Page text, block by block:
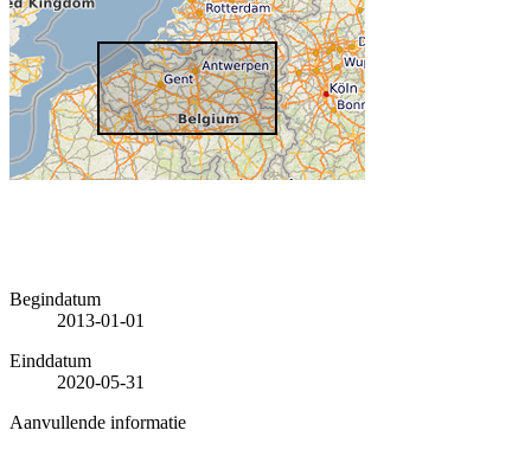
Begindatum
2013-01-01
Einddatum
2020-05-31
Aanvullende informatie